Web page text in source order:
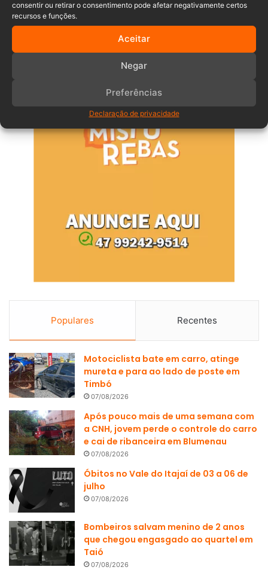
consentir ou retirar o consentimento pode afetar negativamente certos
recursos e funções.
Aceitar
Negar
Preferências
Declaração de privacidade
Comentários
Anuncia – Lateral
Populares Recentes
Motociclista bate em carro, atinge
mureta e para ao lado de poste em
Timbó
07/08/2026
Após pouco mais de uma semana com
a CNH, jovem perde o controle do carro
e cai de ribanceira em Blumenau
07/08/2026
Óbitos no Vale do Itajaí de 03 a 06 de
julho
07/08/2026
Bombeiros salvam menino de 2 anos
que chegou engasgado ao quartel em
Taió
07/08/2026